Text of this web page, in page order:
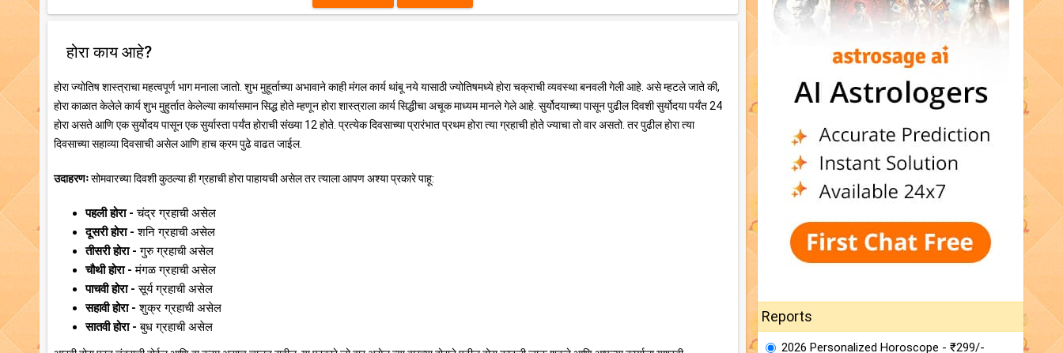
होरा काय आहे?
होरा ज्योतिष शास्त्राचा महत्वपूर्ण भाग मनाला जातो. शुभ मुहूर्ताच्या अभावाने काही मंगल कार्य थांबू नये यासाठी ज्योतिषमध्ये होरा चक्राची व्यवस्था बनवली गेली आहे. असे म्हटले जाते की,
होरा काळात केलेले कार्य शुभ मुहुर्तात केलेल्या कार्यासमान सिद्ध होते म्हणून होरा शास्त्राला कार्य सिद्धीचा अचूक माध्यम मानले गेले आहे. सुर्योदयाच्या पासून पुढील दिवशी सुर्योदया पर्यंत 24
होरा असते आणि एक सुर्योदय पासून एक सुर्यास्ता पर्यंत होराची संख्या 12 होते. प्रत्येक दिवसाच्या प्रारंभात प्रथम होरा त्या ग्रहाची होते ज्याचा तो वार असतो. तर पुढील होरा त्या
दिवसाच्या सहाव्या दिवसाची असेल आणि हाच क्रम पुढे वाढत जाईल.
उदाहरणःसोमवारच्या दिवशी कुठल्या ही ग्रहाची होरा पाहायची असेल तर त्याला आपण अश्या प्रकारे पाहू:
पहली होरा -चंद्र ग्रहाची असेल
दूसरी होरा -शनि ग्रहाची असेल
तीसरी होरा -गुरु ग्रहाची असेल
चौथी होरा -मंगळ ग्रहाची असेल
पाचवी होरा -सूर्य ग्रहाची असेल
सहावी होरा -शुक्र ग्रहाची असेल
सातवी होरा -बुध ग्रहाची असेल
Reports
2026 Personalized Horoscope - ₹299/-